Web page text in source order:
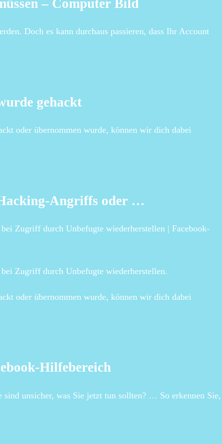
– Computer Bild
Doch es kann durchaus passieren, dass Ihr Account
gehackt
oder übernommen wurde, können wir dich dabei
Angriffs oder …
Zugriff durch Unbefugte wiederherstellen | Facebook-
Zugriff durch Unbefugte wiederherstellen.
oder übernommen wurde, können wir dich dabei
Hilfebereich
unsicher, was Sie jetzt tun sollten? … So erkennen Sie,